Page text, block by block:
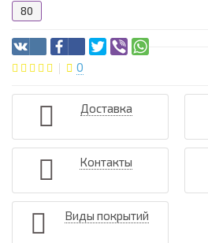
80
0
Доставка
Контакты
Виды покрытий